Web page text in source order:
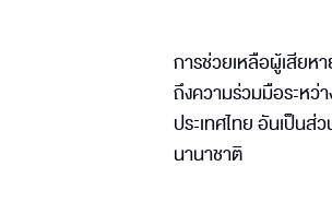
การช่วยเหลือผู้เสียห
ถึงความร่วมมือระหว่
ประเทศไทย อันเป็นส่
นานาชาติ